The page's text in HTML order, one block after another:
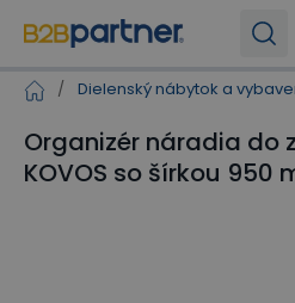
/ Dielenský nábytok a
Organizér náradia do
KOVOS so šírkou 950